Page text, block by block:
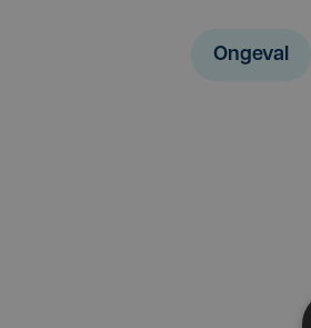
Ongeval